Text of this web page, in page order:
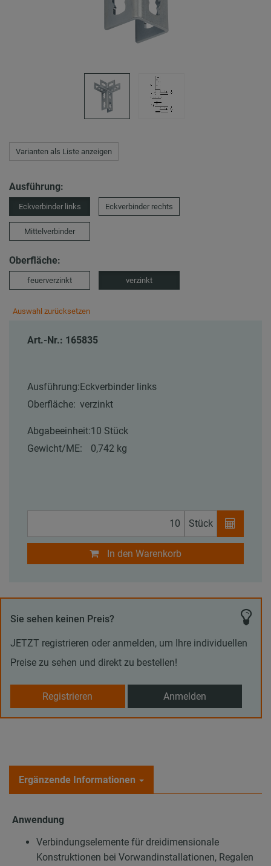
Varianten als Liste anzeigen
Ausführung:
Eckverbinder links Eckverbinder rechts
Mittelverbinder
Oberfläche:
feuerverzinkt verzinkt
Auswahl zurücksetzen
Art.-Nr.: 165835
Ausführung:Eckverbinder links
Oberfläche: verzinkt
Abgabeeinheit:10 Stück
Gewicht/ME:
0,742 kg
Stück
In den Warenkorb
Sie sehen keinen Preis?
JETZT registrieren oder anmelden, um Ihre individuellen
Preise zu sehen und direkt zu bestellen!
Registrieren Anmelden
Ergänzende Informationen
Anwendung
Verbindungselemente für dreidimensionale
Konstruktionen bei Vorwandinstallationen, Regalen